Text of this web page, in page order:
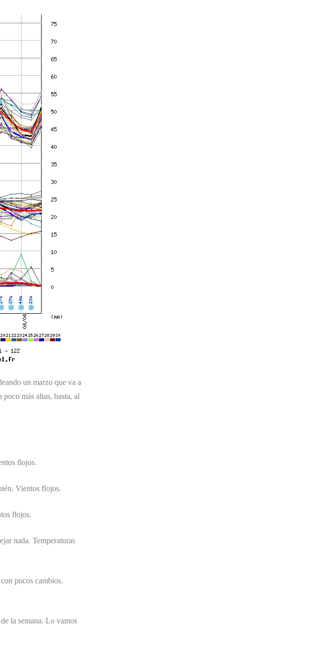
un marzo que va a
más altas, hasta, al
flojos.
Vientos flojos.
flojos.
nada. Temperaturas
pocos cambios.
la semana. Lo vamos